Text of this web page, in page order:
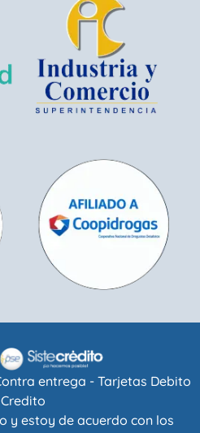
entrega - Tarjetas Debito
y estoy de acuerdo con los